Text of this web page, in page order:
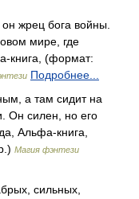
он жрец бога войны.
мире, где
книга, (формат:
Подробнее...
а там сидит на
Он силен, но его
Альфа-книга,
Магия фэнтези
сильных,